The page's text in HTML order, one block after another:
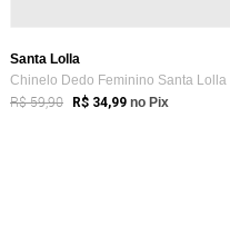
Santa Lolla
R$ 59,90 R$ 34,99 no Pix